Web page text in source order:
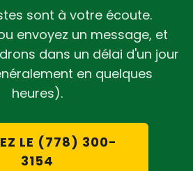
sont à votre écoute.
envoyez un message, et
dans un délai d'un jour
en quelques
heures).
LE (778) 300-
3154